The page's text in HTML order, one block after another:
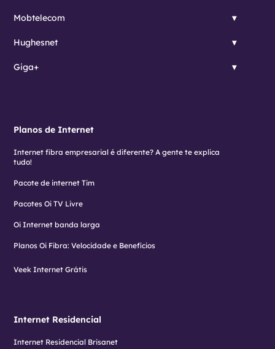
Mobtelecom
Hughesnet
Giga+
Planos de Internet
Internet fibra empresarial é diferente? A gente te explica
tudo!
Pacote de internet Tim
Pacotes Oi TV Livre
Oi Internet banda larga
Planos Oi Fibra: Velocidade e Benefícios
Veek Internet Grátis
Internet Residencial
Internet Residencial Brisanet